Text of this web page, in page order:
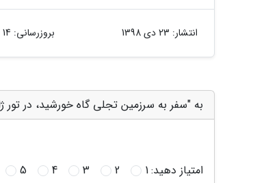
انتشار: 23 دی 1398 بروزرسانی: 14 بهمن 1403
به "سفر به سرزمین تجلی گاه خورشید، در تور
امتیاز دهید:1
2
3
4
5